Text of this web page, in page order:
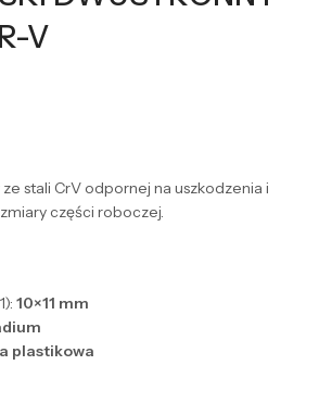
V
stali CrV odpornej na uszkodzenia i
części roboczej.
10×11 mm
plastikowa